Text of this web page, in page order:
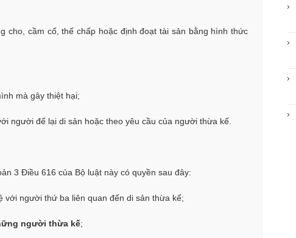
cho, cầm cố, thế chấp hoặc định đoạt tài sản bằng hình thức
mà gây thiệt hại;
người để lại di sản hoặc theo yêu cầu của người thừa kế.
3 Điều 616 của Bộ luật này có quyền sau đây:
người thứ ba liên quan đến di sản thừa kế;
người thừa kế;